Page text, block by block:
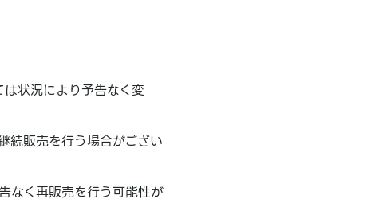
状況により予告なく変
続販売を行う場合がござい
なく再販売を行う可能性が